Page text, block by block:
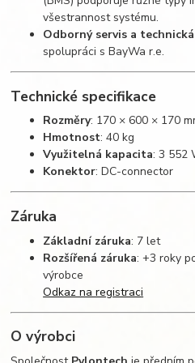
všestrannost systému.
Odborný servis a
spolupráci s BayWa r.e.
Technické specifikace
Rozměry: 170 × 600 × 170
Hmotnost: 40 kg
Využitelná kapacita: 3 552
Konektor: DC-connector
Záruka
Základní záruka: 7 let
Rozšířená záruka: +3 roky
výrobce
Odkaz na registraci
O výrobci